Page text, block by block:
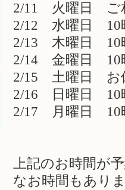
2/11 火曜日 ご
2/12 水曜日 10
2/13 木曜日 10
2/14 金曜日 10
2/15 土曜日 お
2/16 日曜日 10
2/17 月曜日 10
上記のお時間が
なお時間もあり